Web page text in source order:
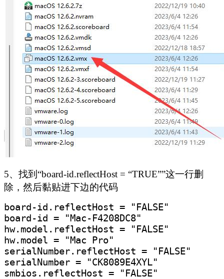
5、找到“board-id.reflectHost = “TRUE””这一行删
除，然后黏贴进下边的代码
board-id.reflectHost = "FALSE"
board-id = "Mac-F4208DC8"
hw.model.reflectHost = "FALSE"
hw.model = "Mac Pro"
serialNumber.reflectHost = "FALSE"
serialNumber = "CK8089E4XYL"
smbios.reflectHost = "FALSE"